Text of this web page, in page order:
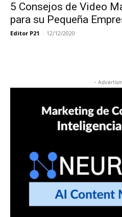
5 Consejos de Video
para su Pequeña
Editor P21 - 12/12/2020
-